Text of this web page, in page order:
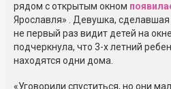
рядом с открытым окном
Ярославля» . Девушка,
не первый раз видит детей на
подчеркнула, что 3-х летний
находятся одни дома.
«Уговорили спуститься, но они